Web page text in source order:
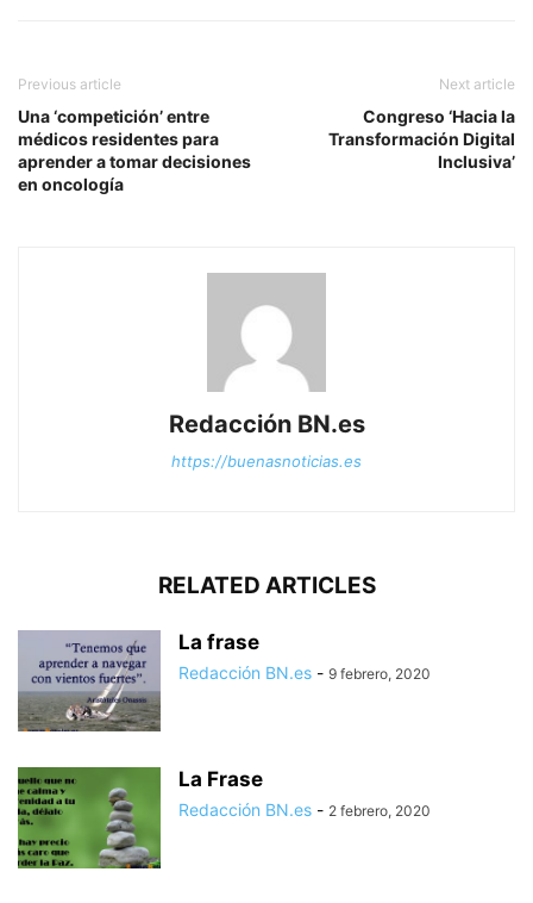
Previous article
Una ‘competición’ entre
médicos residentes para
aprender a tomar decisiones
en oncología
Next article
Congreso ‘Hacia la
Transformación Digital
Inclusiva’
Redacción BN.es
https://buenasnoticias.es
RELATED ARTICLES
La frase
Redacción BN.es - 9 febrero, 2020
La Frase
Redacción BN.es - 2 febrero, 2020